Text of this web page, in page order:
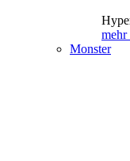
mehr
Monster